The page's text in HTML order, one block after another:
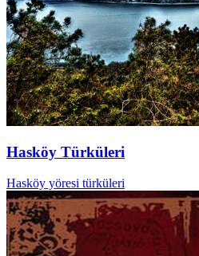
Hasköy Türküleri
Hasköy yöresi türküleri